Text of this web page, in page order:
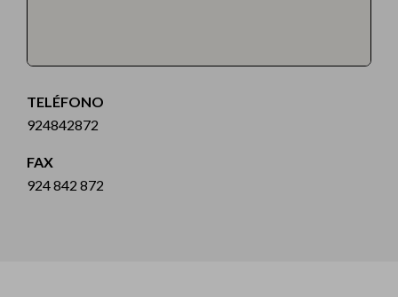
TELÉFONO
924842872
FAX
924 842 872